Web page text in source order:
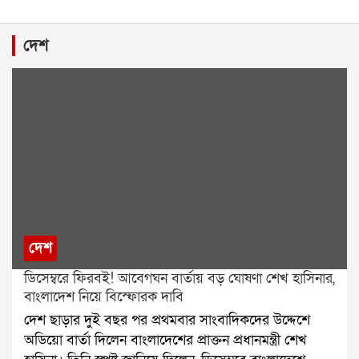
দেশ
দেশ
ডিসেম্বরে ফিরবই! আবেগঘন বার্তায় বড় ঘোষণা শেখ হাসিনার,
বাংলাদেশ নিয়ে বিস্ফোরক দাবি
দেশ ছাড়ার দুই বছর পর প্রথমবার সাংবাদিকদের উদ্দেশে
অডিয়ো বার্তা দিলেন বাংলাদেশের প্রাক্তন প্রধানমন্ত্রী শেখ